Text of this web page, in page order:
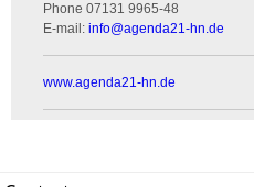
Phone 07131 9965-48
E-mail: info@agenda21-hn.de
www.agenda21-hn.de